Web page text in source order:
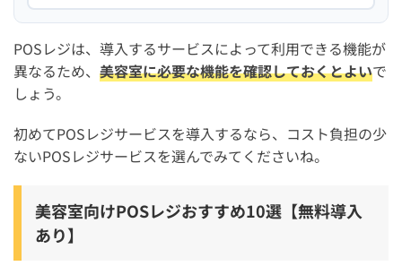
POSレジは、導入するサービスによって利用できる機能が
異なるため、 美容室に必要な機能を確認しておくとよいで
しょう。
初めてPOSレジサービスを導入するなら、コスト負担の少
ないPOSレジサービスを選んでみてくださいね。
美容室向けPOSレジおすすめ10選【無料導入
あり】